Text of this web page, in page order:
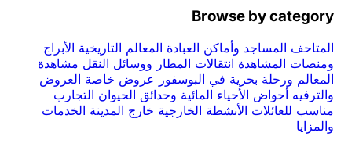
Browse by category
المتاحف المساجد وأماكن العبادة المعالم التاريخية الأبراج
ومنصات المشاهدة انتقالات المطار ووسائل النقل مشاهدة
المعالم ورحلة بحرية في البوسفور عروض خاصة العروض
والترفيه أحواض الأحياء المائية وحدائق الحيوان التجارب
مناسب للعائلات الأنشطة الخارجية خارج المدينة الخدمات
والمزايا